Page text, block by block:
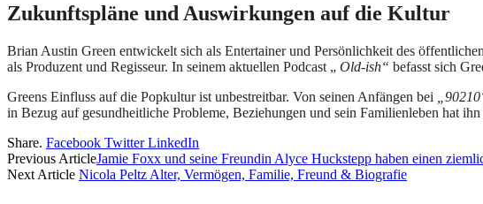
Zukunftspläne und Auswirkungen auf die Kultur
Brian Austin Green entwickelt sich als Entertainer und Persönlichkeit des
als Produzent und Regisseur. In seinem aktuellen Podcast „ Old-ish“ befasst sich
Greens Einfluss auf die Popkultur ist unbestreitbar. Von seinen Anfängen bei
in Bezug auf gesundheitliche Probleme, Beziehungen und sein Familienleben hat
Share. Facebook Twitter LinkedIn
Previous ArticleJamie Foxx und seine Freundin Alyce Huckstepp haben einen
Next Article Nicola Peltz Alter, Vermögen, Familie, Freund & Biografie